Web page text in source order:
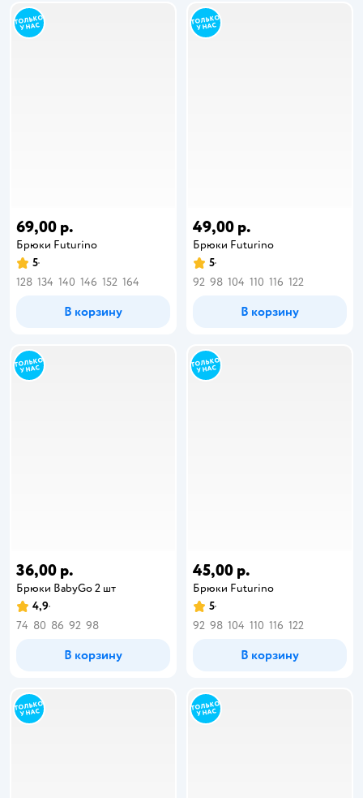
69,00 р.
Брюки Futurino
5
128 134 140 146 152 164
В корзину
49,00 р.
Брюки Futurino
5
92 98 104 110 116 122
В корзину
36,00 р.
Брюки BabyGо 2 шт
4,9
74 80 86 92 98
В корзину
45,00 р.
Брюки Futurino
5
92 98 104 110 116 122
В корзину